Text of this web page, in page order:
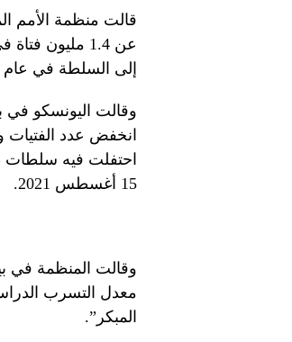
قالت منظمة الأمم
عن 1.4 مليون
إلى السلطة في عام 2021، وأن مستقبل جيل بأكمله أصبح الآن “في خطر”.
وقالت اليونسكو في
احتفلت فيه سلطات
15 أغسطس 2021.
وقالت المنظمة في
معدل التسرب
المبكر”.